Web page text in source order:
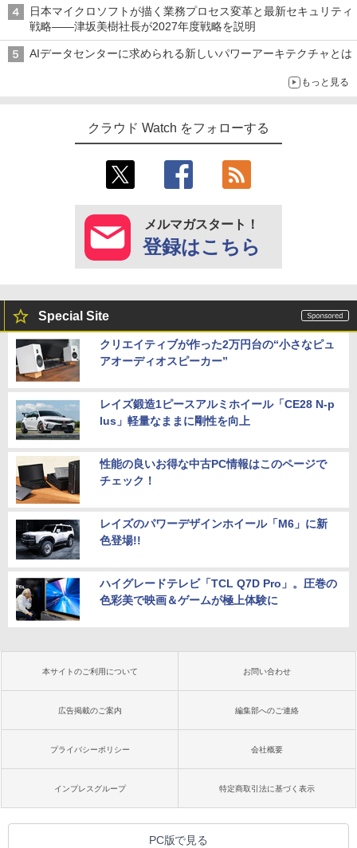
日本マイクロソフトが描く業務プロセス変革と最新セキュリティ
戦略――津坂美樹社長が2027年度戦略を説明
AIデータセンターに求められる新しいパワーアーキテクチャとは
もっと見る
クラウド Watch をフォローする
メルマガスタート！
登録はこちら
Special Site
クリエイティブが作った2万円台の“小さなピュ
アオーディオスピーカー”
レイズ鍛造1ピースアルミホイール「CE28 N-p
lus」軽量なままに剛性を向上
性能の良いお得な中古PC情報はこのページで
チェック！
レイズのパワーデザインホイール「M6」に新
色登場!!
ハイグレードテレビ「TCL Q7D Pro」。圧巻の
色彩美で映画＆ゲームが極上体験に
本サイトのご利用について お問い合わせ
広告掲載のご案内 編集部へのご連絡
プライバシーポリシー 会社概要
インプレスグループ 特定商取引法に基づく表示
PC版で見る